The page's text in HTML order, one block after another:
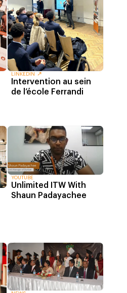
LINKEDIN
Intervention au sein
de l’école Ferrandi
YOUTUBE
Unlimited ITW With
Shaun Padayachee